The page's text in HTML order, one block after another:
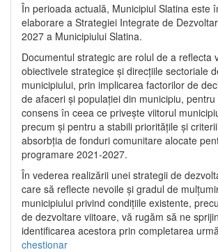
În perioada actuală, Municipiul Slatina este
elaborare a Strategiei Integrate de
2027 a Municipiului Slatina.
Documentul strategic are rolul de a reflecta
obiectivele strategice și direcțiile sectoriale
municipiului, prin implicarea factorilor de
de afaceri și populației din municipiu,
consens în ceea ce privește viitorul
precum și pentru a stabili prioritățile și
absorbția de fonduri comunitare alocate
programare 2021-2027.
În vederea realizării unei strategii de
care să reflecte nevoile și gradul de
municipiului privind condițiile existente,
de dezvoltare viitoare, vă rugăm să ne
identificarea acestora prin completarea
chestionar